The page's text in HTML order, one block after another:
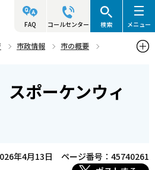
FAQ コールセンター 検索 メニュー
市政情報
市の概要
カ・ワシントン州）
ポーケンウィ
年4月13日
ページ番号：45740261